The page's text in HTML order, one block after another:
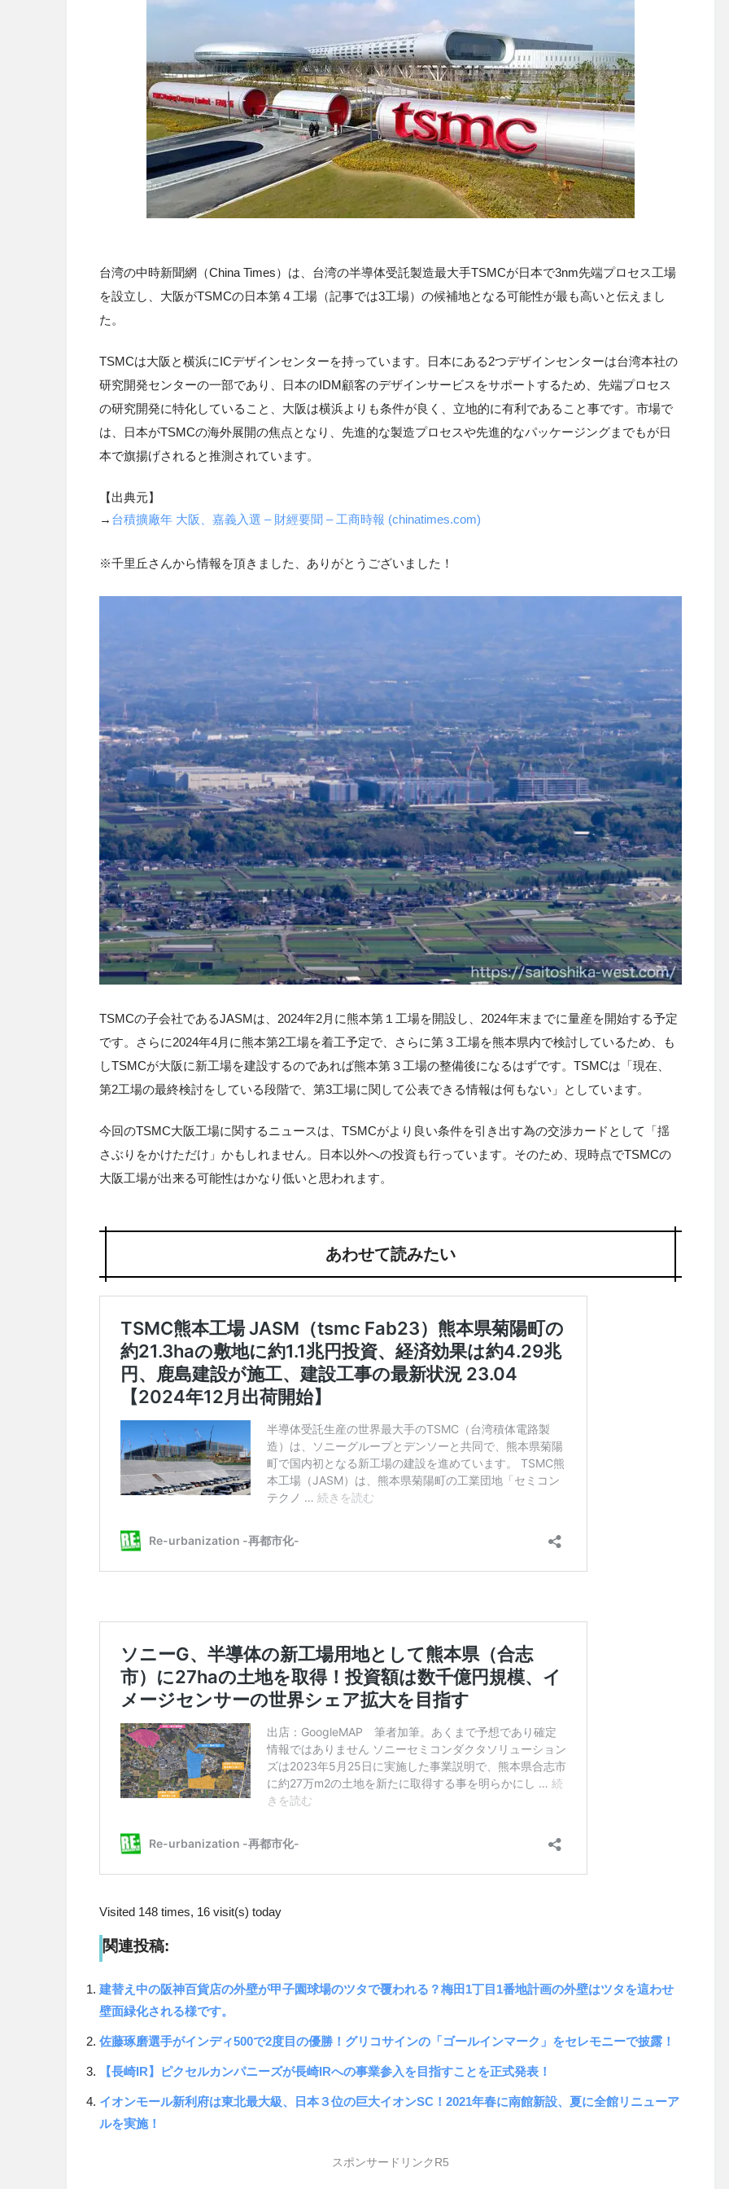
台湾の中時新聞網（China Times）は、 台湾の半導体受託製造最大手TSMCが日本で3nm先端プロセス工場
を設立し、 大阪がTSMCの日本第４工場（記事では3工場）の候補地となる可能性が最も高いと伝えまし
た。
TSMCは大阪と横浜にICデザインセンターを持っています。日本にある2つデザインセンターは台湾本社の
研究開発センターの一部であり、日本のIDM顧客のデザインサービスをサポートするため、先端プロセス
の研究開発に特化していること、大阪は横浜よりも条件が良く、立地的に有利であること事です。市場で
は、日本がTSMCの海外展開の焦点となり、先進的な製造プロセスや先進的なパッケージングまでもが日
本で旗揚げされると推測されています。
【出典元】
→ 台積擴廠年 大阪、嘉義入選 – 財經要聞 – 工商時報 (chinatimes.com)
※千里丘さんから情報を頂きました、ありがとうございました！
TSMCの子会社であるJASMは、2024年2月に熊本第１工場を開設し、2024年末までに量産を開始する予定
です。さらに2024年4月に熊本第2工場を着工予定で、さらに第３工場を熊本県内で検討しているため、も
しTSMCが大阪に新工場を建設するのであれば熊本第３工場の整備後になるはずです。TSMCは「現在、
第2工場の最終検討をしている段階で、第3工場に関して公表できる情報は何もない」としています。
今回のTSMC大阪工場に関するニュースは、TSMCがより良い条件を引き出す為の交渉カードとして「揺
さぶりをかけただけ」かもしれません。日本以外への投資も行っています。そのため、現時点でTSMCの
大阪工場が出来る可能性はかなり低いと思われます。
あわせて読みたい
Visited 148 times, 16 visit(s) today
関連投稿:
建替え中の阪神百貨店の外壁が甲子園球場のツタで覆われる？梅田1丁目1番地計画の外壁はツタを這わせ
壁面緑化される様です。
佐藤琢磨選手がインディ500で2度目の優勝！グリコサインの「ゴールインマーク」をセレモニーで披露！
【長崎IR】ピクセルカンパニーズが長崎IRへの事業参入を目指すことを正式発表！
イオンモール新利府は東北最大級、日本３位の巨大イオンSC！2021年春に南館新設、夏に全館リニューア
ルを実施！
スポンサードリンクR5